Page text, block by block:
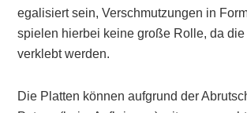
egalisiert sein, Verschmutzungen in
spielen hierbei keine große Rolle, da
verklebt werden.
Die Platten können aufgrund der